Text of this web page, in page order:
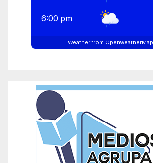
6:00 pm
Weather from OpenWeatherMap